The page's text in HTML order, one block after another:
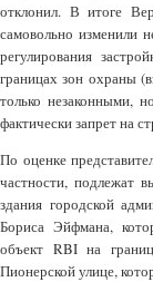
отклонил. В итоге
самовольно изменили
регулирования
границах зон охраны
только незаконными,
фактически запрет на
По оценке
частности, подлежат
здания городской
Бориса Эйфмана,
объект RBI на
Пионерской улице,